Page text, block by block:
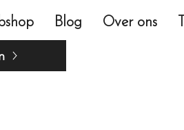
Blog Over ons